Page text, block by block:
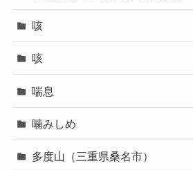
咳
咳
喘息
噛みしめ
多度山（三重県桑名市）